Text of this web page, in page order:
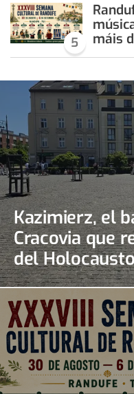
5
máis
Kazimierz, el
Cracovia que
del